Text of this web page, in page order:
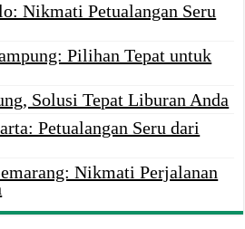
Nikmati Petualangan Seru
Pilihan Tepat untuk
Solusi Tepat Liburan Anda
Petualangan Seru dari
Nikmati Perjalanan